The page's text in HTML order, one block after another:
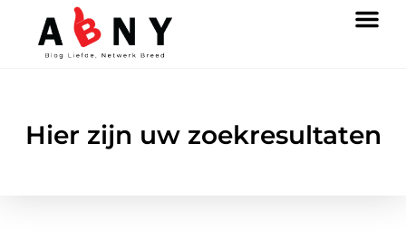
Hier zijn uw zoekresultaten